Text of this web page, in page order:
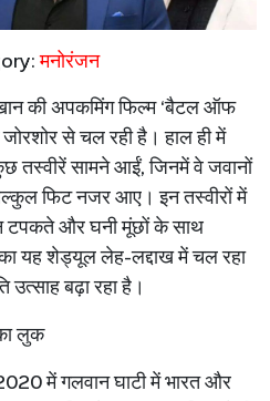
मनोरंजन
की अपकमिंग फिल्म ‘बैटल ऑफ
से चल रही है। हाल ही में
तस्वीरें सामने आईं, जिनमें वे जवानों
फिट नजर आए। इन तस्वीरों में
टपकते और घनी मूंछों के साथ
यह शेड्यूल लेह-लद्दाख में चल रहा
बढ़ा रहा है।
लुक
में गलवान घाटी में भारत और